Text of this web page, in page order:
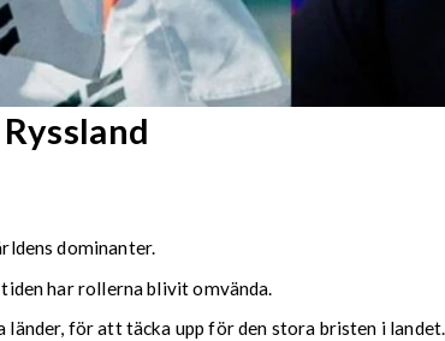
dominanter.
har rollerna blivit omvända.
för att täcka upp för den stora bristen i